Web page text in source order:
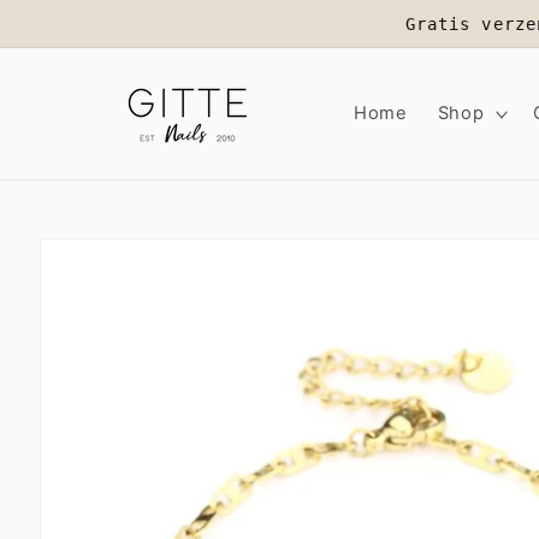
content
Gratis
Home Shop